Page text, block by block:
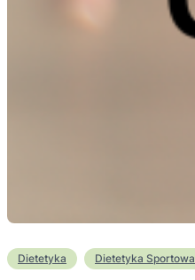
Dietetyka Dietetyka Sportowa